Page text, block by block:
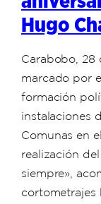
Hugo
Carabobo, 28
marcado por
formación
instalaciones
Comunas en
realización
siempre»,
cortometrajes